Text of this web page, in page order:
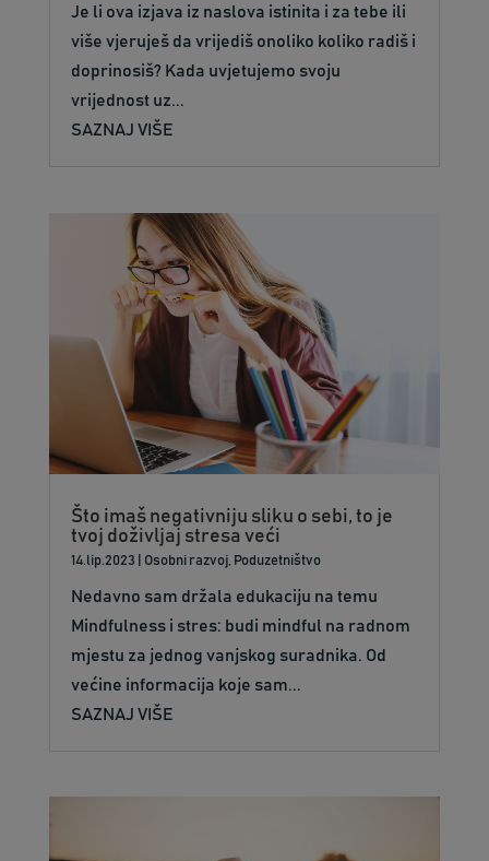
Je li ova izjava iz naslova istinita i za tebe ili
više vjeruješ da vrijediš onoliko koliko radiš i
doprinosiš? Kada uvjetujemo svoju
vrijednost uz...
SAZNAJ VIŠE
Što imaš negativniju sliku o sebi, to je
tvoj doživljaj stresa veći
14.lip.2023 Osobni razvoj, Poduzetništvo
Nedavno sam držala edukaciju na temu
Mindfulness i stres: budi mindful na radnom
mjestu za jednog vanjskog suradnika. Od
većine informacija koje sam...
SAZNAJ VIŠE